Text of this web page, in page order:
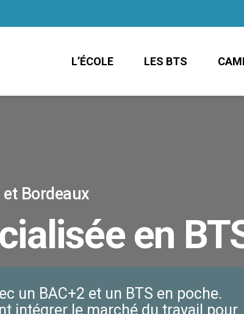
L’ÉCOLE LES BTS
Bordeaux
en
un BAC+2 et un BTS en poche.
intégrer le marché du travail pour